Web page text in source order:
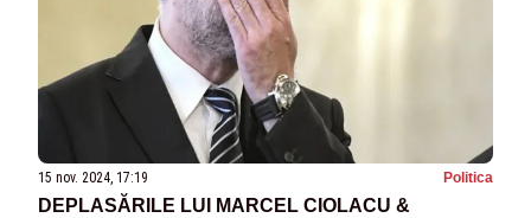
15 nov. 2024, 17:19 Politica
DEPLASĂRILE LUI MARCEL CIOLACU &